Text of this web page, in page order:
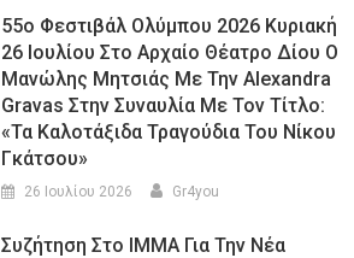
55ο Φεστιβάλ Ολύμπου 2026 Κυριακή
26 Ιουλίου Στο Αρχαίο Θέατρο Δίου Ο
Μανώλης Μητσιάς Με Την Alexandra
Gravas Στην Συναυλία Με Τον Τίτλο:
«τα Καλοτάξιδα Τραγούδια Του Νίκου
Γκάτσου»
26 Ιουλίου 2026 Gr4you
Συζήτηση Στο ΙΜΜΑ Για Την Νέα